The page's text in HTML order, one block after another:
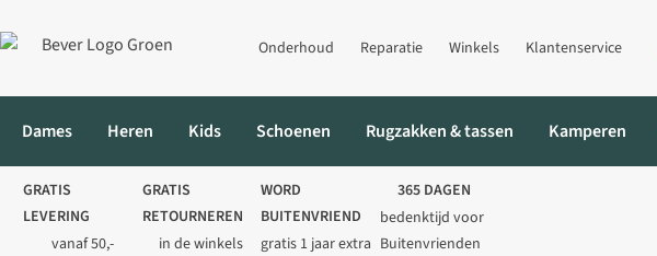
Onderhoud Reparatie Winkels Klantenservice
Dames Heren Kids Schoenen Rugzakken & tassen Kamperen
GRATIS
LEVERING
vanaf 50,-
GRATIS
RETOURNEREN
in de winkels
WORD
BUITENVRIEND
gratis 1 jaar extra
365 DAGEN
bedenktijd voor
Buitenvrienden